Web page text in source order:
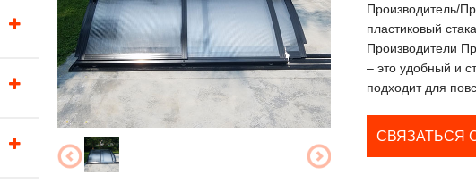
Производитель/
пластиковый
Производители
– это удобный и
подходит для
СВЯЗАТЬСЯ